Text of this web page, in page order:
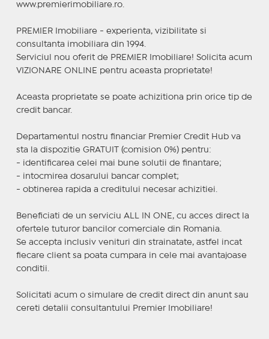
www.premierimobiliare.ro.
PREMIER Imobiliare - experienta, vizibilitate si
consultanta imobiliara din 1994.
Serviciul nou oferit de PREMIER Imobiliare! Solicita acum
VIZIONARE ONLINE pentru aceasta proprietate!
Aceasta proprietate se poate achizitiona prin orice tip de
credit bancar.
Departamentul nostru financiar Premier Credit Hub va
sta la dispozitie GRATUIT (comision 0%) pentru:
- identificarea celei mai bune solutii de finantare;
- intocmirea dosarului bancar complet;
- obtinerea rapida a creditului necesar achizitiei.
Beneficiati de un serviciu ALL IN ONE, cu acces direct la
ofertele tuturor bancilor comerciale din Romania.
Se accepta inclusiv venituri din strainatate, astfel incat
fiecare client sa poata cumpara in cele mai avantajoase
conditii.
Solicitati acum o simulare de credit direct din anunt sau
cereti detalii consultantului Premier Imobiliare!